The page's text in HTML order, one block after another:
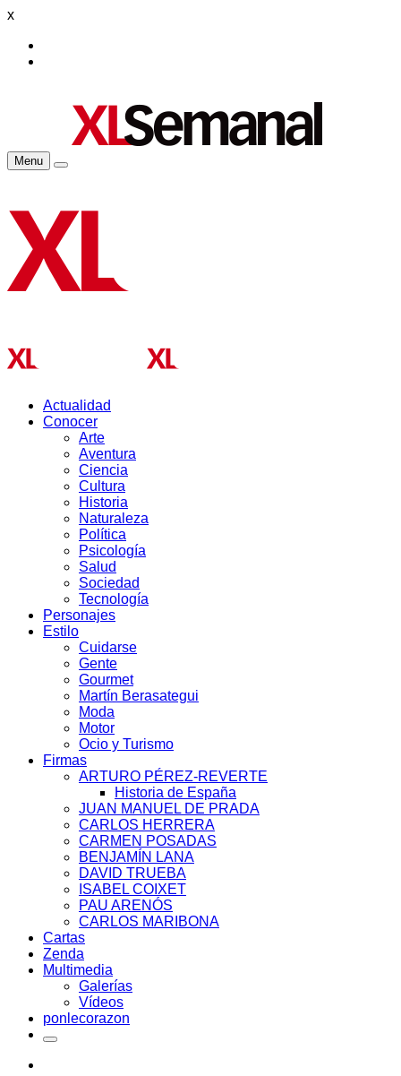
x
Menu
Actualidad
Conocer
Arte
Aventura
Ciencia
Cultura
Historia
Naturaleza
Política
Psicología
Salud
Sociedad
Tecnología
Personajes
Estilo
Cuidarse
Gente
Gourmet
Martín Berasategui
Moda
Motor
Ocio y Turismo
Firmas
ARTURO PÉREZ-REVERTE
Historia de España
JUAN MANUEL DE PRADA
CARLOS HERRERA
CARMEN POSADAS
BENJAMÍN LANA
DAVID TRUEBA
ISABEL COIXET
PAU ARENÓS
CARLOS MARIBONA
Cartas
Zenda
Multimedia
Galerías
Vídeos
ponlecorazon